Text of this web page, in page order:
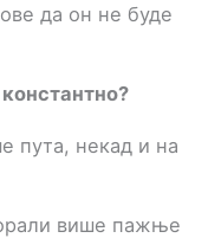
да он не буде
пута, некад и на
више пажње